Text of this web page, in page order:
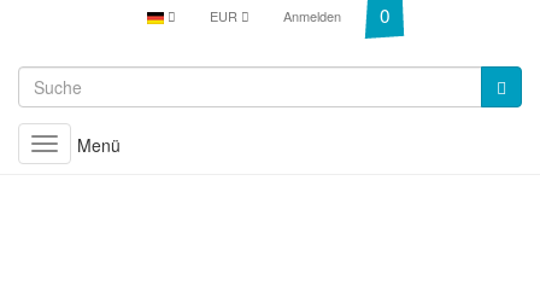
EUR Anmelden
Toggle
navigation
Menü